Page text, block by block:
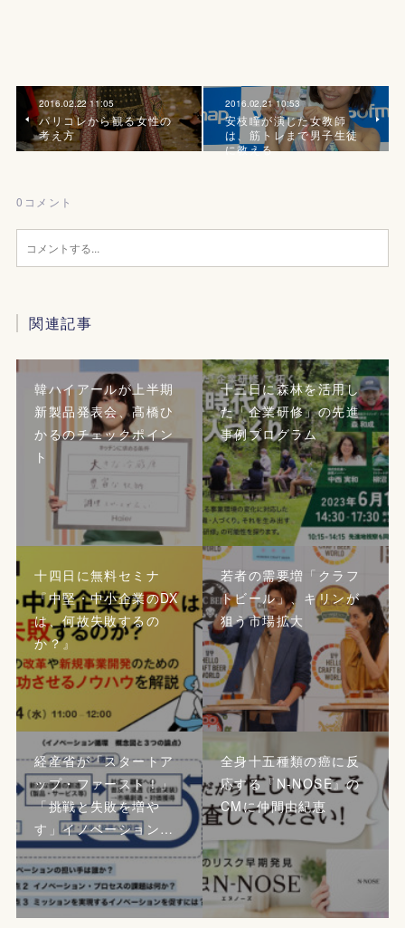
2016.02.22 11:05
パリコレから観る女性の
考え方
2016.02.21 10:53
安枝瞳が演じた女教師
は、筋トレまで男子生徒
に教える
0 コメント
関連記事
韓ハイアールが上半期
新製品発表会、髙橋ひ
かるのチェックポイン
ト
十三日に森林を活用し
た「企業研修」の先進
事例プログラム
十四日に無料セミナ
『中堅・中小企業のDX
は、何故失敗するの
か？』
若者の需要増「クラフ
トビール」、キリンが
狙う市場拡大
経産省が「スタートア
ップ・ファースト！」
「挑戦と失敗を増や
す」イノベーション…
全身十五種類の癌に反
応する『N-NOSE』の
CMに仲間由紀恵